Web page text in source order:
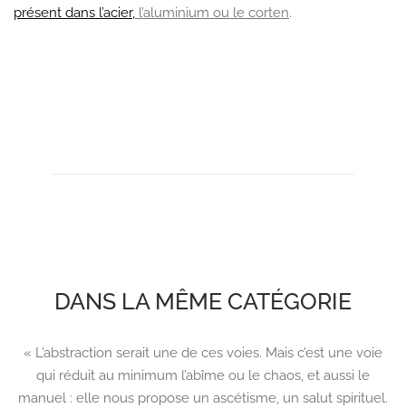
présent dans l’acier, l’aluminium ou le corten.
DANS LA MÊME CATÉGORIE
« L’abstraction serait une de ces voies. Mais c’est une voie
qui réduit au minimum l’abîme ou le chaos, et aussi le
manuel : elle nous propose un ascétisme, un salut spirituel.